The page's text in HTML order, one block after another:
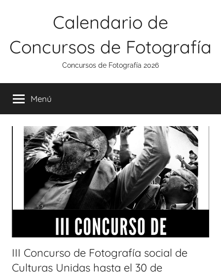
Calendario de
Concursos de Fotografía
Concursos de Fotografía 2026
Menú
III Concurso de Fotografía social de
Culturas Unidas hasta el 30 de